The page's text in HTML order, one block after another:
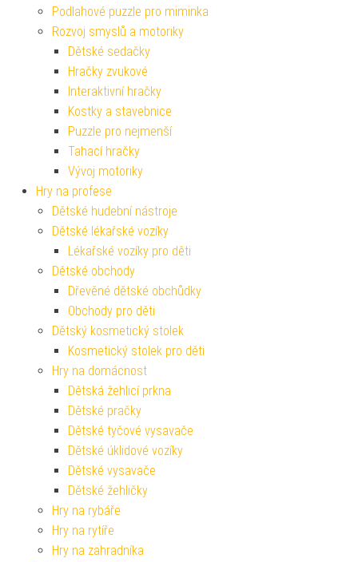
Podlahové puzzle pro miminka
Rozvoj smyslů a motoriky
Dětské sedačky
Hračky zvukové
Interaktivní hračky
Kostky a stavebnice
Puzzle pro nejmenší
Tahací hračky
Vývoj motoriky
Hry na profese
Dětské hudební nástroje
Dětské lékařské vozíky
Lékařské vozíky pro děti
Dětské obchody
Dřevěné dětské obchůdky
Obchody pro děti
Dětský kosmetický stolek
Kosmetický stolek pro děti
Hry na domácnost
Dětská žehlicí prkna
Dětské pračky
Dětské tyčové vysavače
Dětské úklidové vozíky
Dětské vysavače
Dětské žehličky
Hry na rybáře
Hry na rytíře
Hry na zahradníka